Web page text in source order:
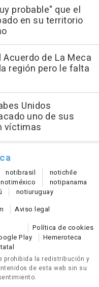
probable" que el
en su territorio
de La Meca
región pero le falta
Unidos
uno de sus
víctimas
notibrasil notichile
notiméxico notipanama
notiuruguay
Aviso legal
Política de cookies
Play
Hemeroteca
prohibida la redistribución y
de esta web sin su